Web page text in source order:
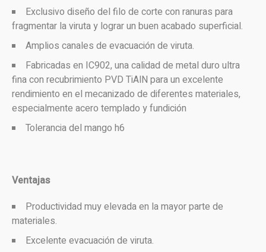
Exclusivo diseño del filo de corte con ranuras para
fragmentar la viruta y lograr un buen acabado superficial.
Amplios canales de evacuación de viruta.
Fabricadas en IC902, una calidad de metal duro ultra
fina con recubrimiento PVD TiAlN para un excelente
rendimiento en el mecanizado de diferentes materiales,
especialmente acero templado y fundición
Tolerancia del mango h6
Ventajas
Productividad muy elevada en la mayor parte de
materiales.
Excelente evacuación de viruta.